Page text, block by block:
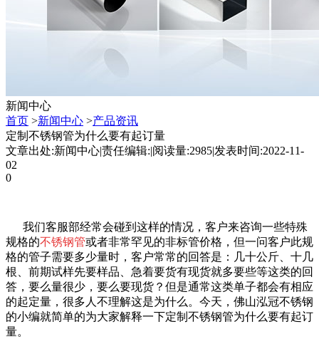
新闻中心
首页 >新闻中心 >产品资讯
定制不锈钢管为什么要有起订量
文章出处:新闻中心|责任编辑:|阅读量:2985|发表时间:2022-11-
02
0
我们客服部经常会碰到这样的情况，客户来咨询一些特殊
规格的不锈钢管或者非常罕见的非标管价格，但一问客户此规
格的管子需要多少量时，客户常常的回答是：几十公斤、十几
根、前期试样先要样品、急着要货有现货就多要些等这类的回
答，要么量很少，要么要现货？但是通常这类单子都会有相应
的起定量，很多人不理解这是为什么。今天，佛山泓冠不锈钢
的小编就简单的为大家解释一下定制不锈钢管为什么要有起订
量。